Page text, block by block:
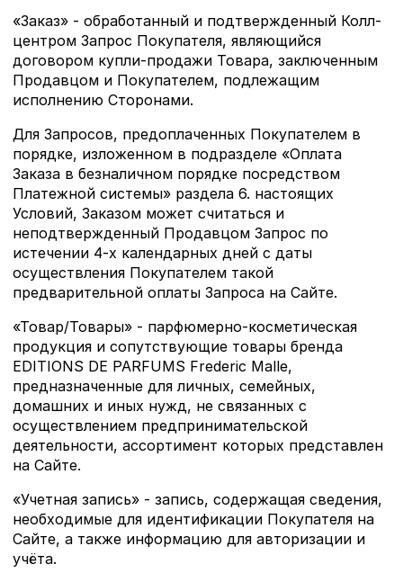
«Заказ» - обработанный и подтвержденный Колл-
центром Запрос Покупателя, являющийся
договором купли-продажи Товара, заключенным
Продавцом и Покупателем, подлежащим
исполнению Сторонами.
Для Запросов, предоплаченных Покупателем в
порядке, изложенном в подразделе «Оплата
Заказа в безналичном порядке посредством
Платежной системы» раздела 6. настоящих
Условий, Заказом может считаться и
неподтвержденный Продавцом Запрос по
истечении 4-х календарных дней с даты
осуществления Покупателем такой
предварительной оплаты Запроса на Сайте.
«Товар/Товары» - парфюмерно-косметическая
продукция и сопутствующие товары бренда
EDITIONS DE PARFUMS Frederic Malle,
предназначенные для личных, семейных,
домашних и иных нужд, не связанных с
осуществлением предпринимательской
деятельности, ассортимент которых представлен
на Сайте.
«Учетная запись» - запись, содержащая сведения,
необходимые для идентификации Покупателя на
Сайте, а также информацию для авторизации и
учёта.